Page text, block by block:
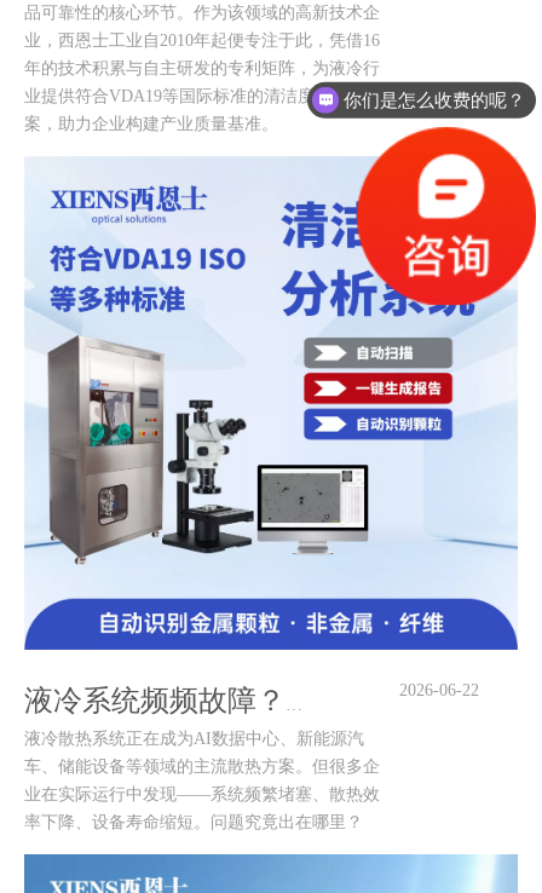
品可靠性的核心环节。作为该领域的高新技术企
业，西恩士工业自2010年起便专注于此，凭借16
年的技术积累与自主研发的专利矩阵，为液冷行
业提供符合VDA19等国际标准的清洁度解决方
案，助力企业构建产业质量基准。
液冷系统频频故障？问题可能出在你忽略的清洁度上！
液冷散热系统正在成为AI数据中心、新能源汽
车、储能设备等领域的主流散热方案。但很多企
业在实际运行中发现——系统频繁堵塞、散热效
率下降、设备寿命缩短。问题究竟出在哪里？
2026-06-22
你们是怎么收费的呢？